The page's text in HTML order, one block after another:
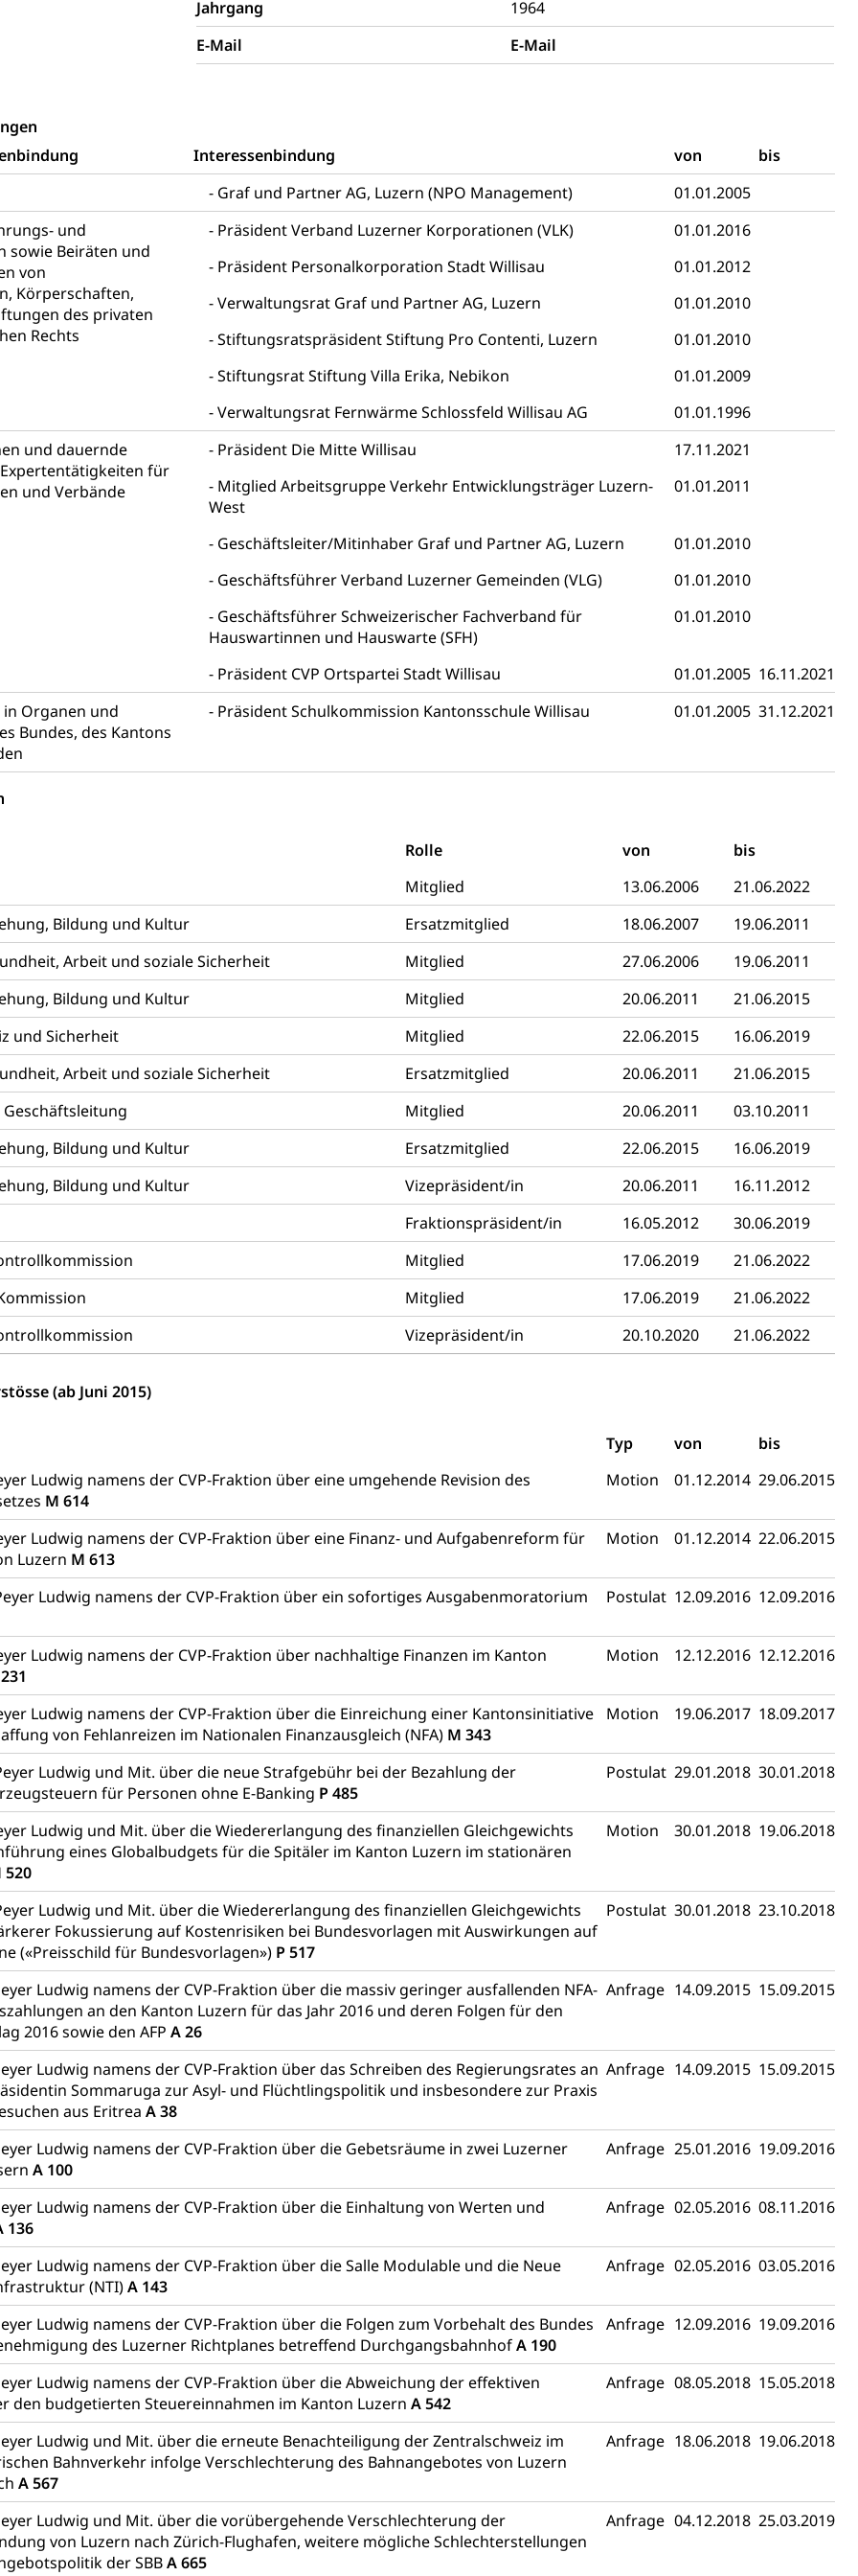
Jahrgang
1964
E-Mail
E-Mail
Interessenbindung von
bis
Graf und Partner AG, Luzern (NPO Management)
01.01.2005
und
sowie Beiräten und
von
Körperschaften,
des privaten
Rechts
Präsident Verband Luzerner Korporationen (VLK)
01.01.2016
Präsident Personalkorporation Stadt Willisau
01.01.2012
Verwaltungsrat Graf und Partner AG, Luzern
01.01.2010
Stiftungsratspräsident Stiftung Pro Contenti, Luzern
01.01.2010
Stiftungsrat Stiftung Villa Erika, Nebikon
01.01.2009
Verwaltungsrat Fernwärme Schlossfeld Willisau AG
01.01.1996
und dauernde
für
und Verbände
Präsident Die Mitte Willisau
17.11.2021
Mitglied Arbeitsgruppe Verkehr Entwicklungsträger Luzern-
West
01.01.2011
Geschäftsleiter/Mitinhaber Graf und Partner AG, Luzern
01.01.2010
Geschäftsführer Verband Luzerner Gemeinden (VLG)
01.01.2010
Geschäftsführer Schweizerischer Fachverband für
Hauswartinnen und Hauswarte (SFH)
01.01.2010
Präsident CVP Ortspartei Stadt Willisau 01.01.2005 16.11.2021
Organen und
Bundes, des Kantons
Präsident Schulkommission Kantonsschule Willisau 01.01.2005 31.12.2021
Rolle von
bis
Mitglied 13.06.2006
21.06.2022
Bildung und Kultur
Ersatzmitglied 18.06.2007
19.06.2011
Arbeit und soziale Sicherheit
Mitglied 27.06.2006
19.06.2011
Bildung und Kultur
Mitglied 20.06.2011
21.06.2015
und Sicherheit
Mitglied 22.06.2015
16.06.2019
Arbeit und soziale Sicherheit
Ersatzmitglied 20.06.2011
21.06.2015
Mitglied 20.06.2011
03.10.2011
Bildung und Kultur
Ersatzmitglied 22.06.2015
16.06.2019
Bildung und Kultur
Vizepräsident/in 20.06.2011
16.11.2012
Fraktionspräsident/in 16.05.2012
30.06.2019
Mitglied 17.06.2019
21.06.2022
Mitglied 17.06.2019
21.06.2022
Vizepräsident/in 20.10.2020 21.06.2022
(ab Juni 2015)
Typ von
bis
Ludwig namens der CVP-Fraktion über eine umgehende Revision des
M 614
Motion 01.12.2014 29.06.2015
Ludwig namens der CVP-Fraktion über eine Finanz- und Aufgabenreform für
Luzern M 613
Motion 01.12.2014 22.06.2015
Ludwig namens der CVP-Fraktion über ein sofortiges Ausgabenmoratorium
Postulat 12.09.2016 12.09.2016
Ludwig namens der CVP-Fraktion über nachhaltige Finanzen im Kanton
Motion 12.12.2016 12.12.2016
Ludwig namens der CVP-Fraktion über die Einreichung einer Kantonsinitiative
von Fehlanreizen im Nationalen Finanzausgleich (NFA) M 343
Motion 19.06.2017 18.09.2017
Ludwig und Mit. über die neue Strafgebühr bei der Bezahlung der
für Personen ohne E-Banking P 485
Postulat 29.01.2018 30.01.2018
Ludwig und Mit. über die Wiedererlangung des finanziellen Gleichgewichts
eines Globalbudgets für die Spitäler im Kanton Luzern im stationären
520
Motion 30.01.2018 19.06.2018
Ludwig und Mit. über die Wiedererlangung des finanziellen Gleichgewichts
Fokussierung auf Kostenrisiken bei Bundesvorlagen mit Auswirkungen auf
(«Preisschild für Bundesvorlagen») P 517
Postulat 30.01.2018 23.10.2018
Ludwig namens der CVP-Fraktion über die massiv geringer ausfallenden NFA-
an den Kanton Luzern für das Jahr 2016 und deren Folgen für den
2016 sowie den AFP A 26
Anfrage 14.09.2015 15.09.2015
Ludwig namens der CVP-Fraktion über das Schreiben des Regierungsrates an
Sommaruga zur Asyl- und Flüchtlingspolitik und insbesondere zur Praxis
aus Eritrea A 38
Anfrage 14.09.2015 15.09.2015
Ludwig namens der CVP-Fraktion über die Gebetsräume in zwei Luzerner
A 100
Anfrage 25.01.2016 19.09.2016
Ludwig namens der CVP-Fraktion über die Einhaltung von Werten und
136
Anfrage 02.05.2016 08.11.2016
Ludwig namens der CVP-Fraktion über die Salle Modulable und die Neue
(NTI)A 143
Anfrage 02.05.2016 03.05.2016
Ludwig namens der CVP-Fraktion über die Folgen zum Vorbehalt des Bundes
des Luzerner Richtplanes betreffend DurchgangsbahnhofA 190
Anfrage 12.09.2016 19.09.2016
Ludwig namens der CVP-Fraktion über die Abweichung der effektiven
den budgetierten Steuereinnahmen im Kanton Luzern A 542
Anfrage 08.05.2018 15.05.2018
Ludwig und Mit. über die erneute Benachteiligung der Zentralschweiz im
Bahnverkehr infolge Verschlechterung des Bahnangebotes von Luzern
A 567
Anfrage 18.06.2018 19.06.2018
Ludwig und Mit. über die vorübergehende Verschlechterung der
von Luzern nach Zürich-Flughafen, weitere mögliche Schlechterstellungen
der SBBA 665
Anfrage 04.12.2018 25.03.2019
Schutzraum, Schutzraumbaupflicht
Frau und Mann
Mobbing
aller Geschlechter und Lebensformen
Gleichstellung Menschen mit Behinderungen
Gleichstellung
Gerichtsverfahren
Aufgaben und Verfahren Kosten im Zivilprozess
Konkurs
Zahlungsunfähigkeit, Pfändung
Betreibungsämter Betreibungsverfahren Konkursämter
Stimm- und Wahlrecht, Stimmrecht, Abstimmungen, Wahlen, politische Parteien, Grundfreiheiten, Pluralismus
Kopfsteuer, Personalsteuer, Haushaltssteuer, Vermögenssteuer, Verrechnungssteuer, Quellensteuer,
Liegenschaftssteuer, Handänderungssteuer, Grundsteuer, Kirchensteuer, Gewerbesteuer, Vergnügungssteuer,
Beschwerde Strassenverkehrsamt
Fremdenfeindlichkeit, Gleichberechtigung
vor Diskriminierung (fabia) Schutz vor Diskriminierung
Strafverfahren
Gerichtsverfahren, Strafregistereintrag, Strafregisterauszug, Kriminalität
KESB
Kindes- und Erwachsenenschutzbehörden im Kanton Luzern
Kehrichtabfuhr, Müllabfuhr
Gemeindeverbände für Abfallentsorgung
Landschaft
Gewässerschutz, Naturschutz, Umweltschutz
Landwirtschaft und Wald) Natur- und Lanschaftsschutz (GEO-Portal rawi) Boden
Schadstoffe, Giftstoffe, Störfall
und Gifte (Umweltberatung Luzern)
Grundstück
Grundeigentümerabfrage
Stromversorgung, Energieverbrauch, Stromverbrauch, Energiequelle, Windenergie, Wasserkraft, Sonnenenergie,
Energie, Biomasse
Zentralschweiz
Grundbuchplan mit Eigentümerabfrage (Geoportal)
Klimaschutz, Klimaveränderung, Treibhauseffekt
Klima (Geoportal) Klima
Richtplanung Kanton Luzern (ARE) Raum und Wirtschaft rawi